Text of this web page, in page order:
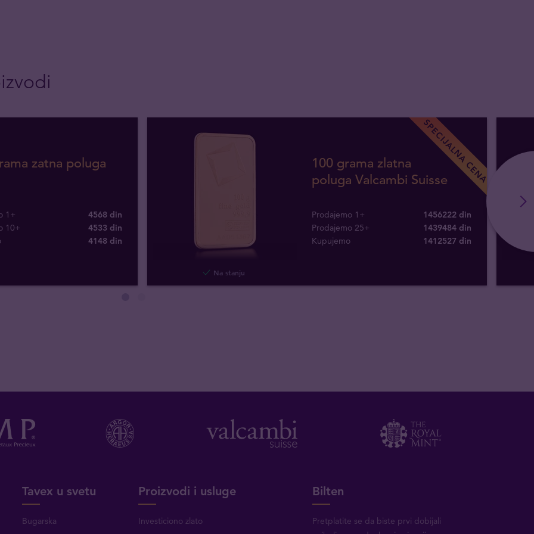
zatna poluga
1+
4568 din
10+
4533 din
4148 din
SPECIJALNA CENA
Na stanju
100 grama zlatna
poluga Valcambi Suisse
Prodajemo 1+
1456222 din
Prodajemo 25+
1439484 din
Kupujemo
1412527 din
Tavex u svetu
Bugarska
Proizvodi i usluge
Investiciono zlato
Bilten
Pretplatite se da biste prvi dobijali